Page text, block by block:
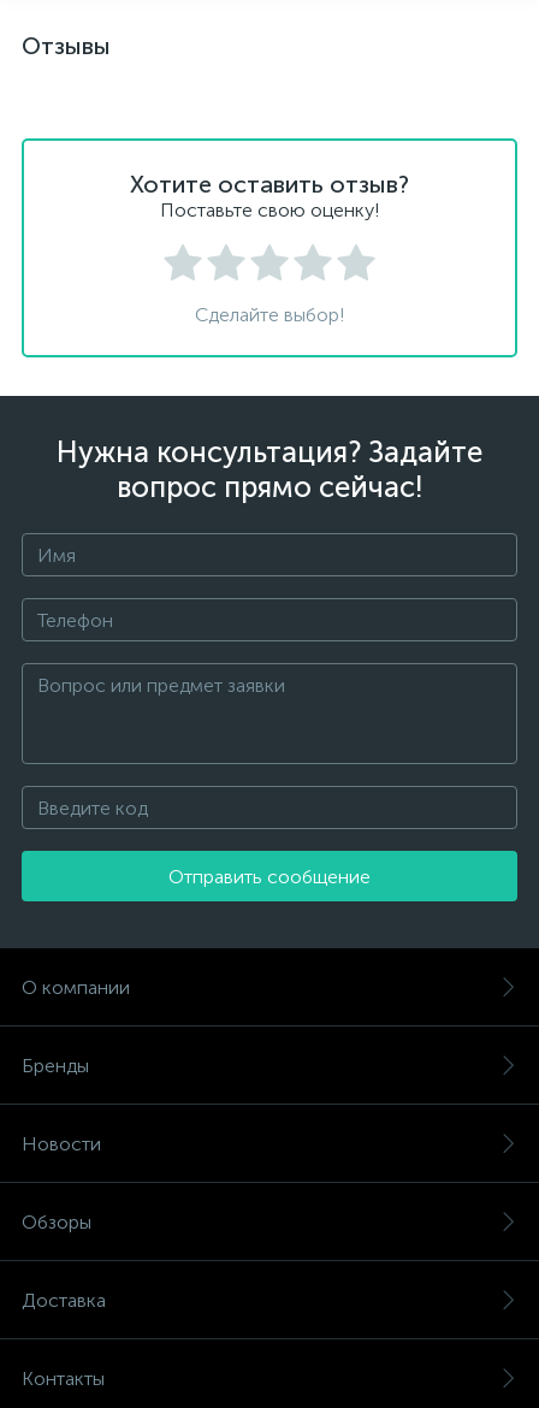
Отзывы
Хотите оставить отзыв?
Поставьте свою оценку!
Сделайте выбор!
Нужна консультация? Задайте
вопрос прямо сейчас!
Отправить сообщение
О компании
Бренды
Новости
Обзоры
Доставка
Контакты